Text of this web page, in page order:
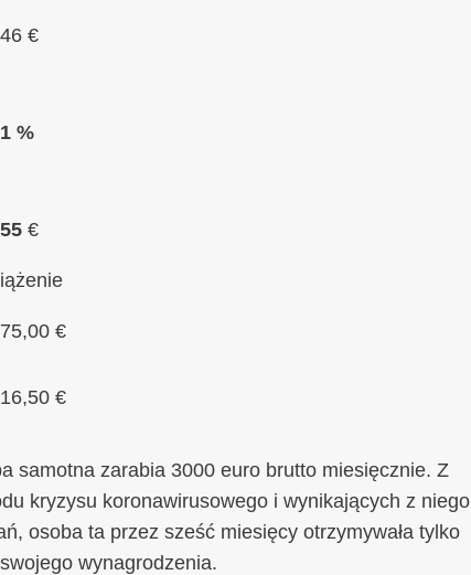
€
%
€
€
€
samotna zarabia 3000 euro brutto miesięcznie. Z
kryzysu koronawirusowego i wynikających z niego
osoba ta przez sześć miesięcy otrzymywała tylko
wynagrodzenia.